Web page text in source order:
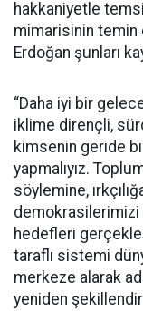
hakkaniyetle
mimarisinin temin
Erdoğan şunları
“Daha iyi bir
iklime dirençli,
kimsenin geride
yapmalıyız.
söylemine,
demokrasilerimizi
hedefleri
taraflı sistemi
merkeze alarak
yeniden